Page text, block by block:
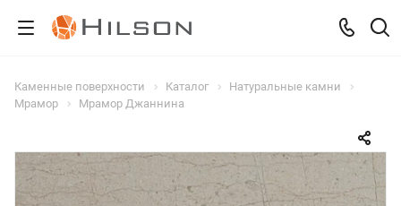
Каменные поверхности Каталог
Натуральные камни
Мрамор
Мрамор Джаннина